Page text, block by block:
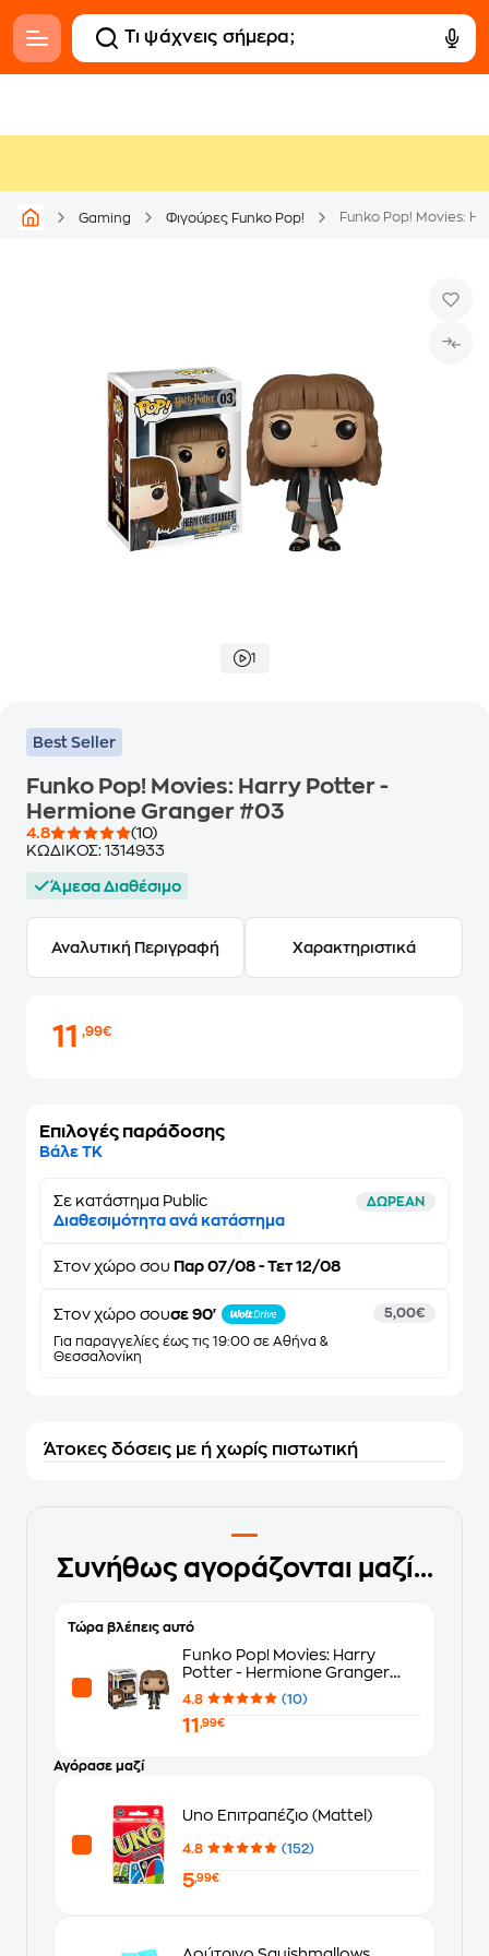
Gaming Φιγούρες Funko Pop! Funko Pop! Movies:
1
Best Seller
Funko Pop! Movies: Harry Potter -
Hermione Granger #03
4.8
(10)
ΚΩΔΙΚΟΣ: 1314933
Άμεσα Διαθέσιμο
Αναλυτική Περιγραφή Χαρακτηριστικά
11,99€
Επιλογές παράδοσης
Βάλε ΤΚ
Σε κατάστημα Public ΔΩΡΕΑΝ
Διαθεσιμότητα ανά κατάστημα
Στον χώρο σου Παρ 07/08 - Τετ 12/08
Στον χώρο σουσε 90'
Για παραγγελίες έως τις 19:00 σε Αθήνα &
Θεσσαλονίκη
5,00€
Άτοκες δόσεις με ή χωρίς πιστωτική
Συνήθως αγοράζονται μαζί...
Τώρα βλέπεις αυτό
Funko Pop! Movies: Harry
Potter - Hermione Granger
#03
4.8 (10)
11 ,99€
Αγόρασε μαζί
Uno Επιτραπέζιο (Mattel)
4.8 (152)
5,99€